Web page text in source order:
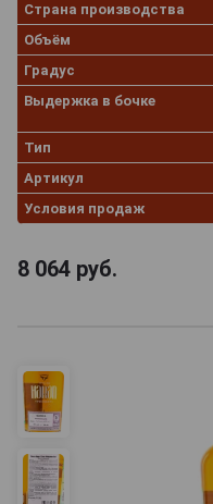
Страна производства
Объём
Градус
Выдержка в бочке
Тип
Артикул
Условия продаж
8 064 руб.